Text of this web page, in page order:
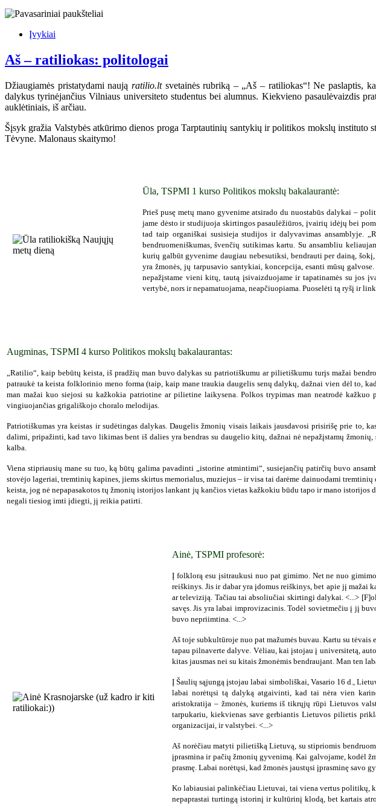
Įvykiai
Aš – ratiliokas: politologai
Džiaugiamės pristatydami naują ratilio.ltsvetainės rubriką – „Aš – ratiliokas“! Ne paslaptis,
dalykus tyrinėjančius Vilniaus universiteto studentus bei alumnus. Kiekvieno pasaulėvaizdis
auklėtiniais, iš arčiau.
Šįsyk gražia Valstybės atkūrimo dienos proga Tarptautinių santykių ir politikos mokslų instituto
Tėvyne. Malonaus skaitymo!
Ūla, TSPMI 1 kurso Politikos mokslų bakalaurantė:
Prieš pusę metų mano gyvenime atsirado du nuostabūs dalykai –
jame dėsto ir studijuoja skirtingos pasaulėžiūros, įvairių idėjų bei
tad taip organiškai susisieja studijos ir dalyvavimas ansamblyje.
bendruomeniškumas, švenčių sutikimas kartu. Su ansambliu
kurių galbūt gyvenime daugiau nebesutiksi, bendrauti per dainą,
yra žmonės, jų tarpusavio santykiai, koncepcija, esanti mūsų
nepažįstame vieni kitų, tautą įsivaizduojame ir tapatinamės su jos
vertybė, nors ir nepamatuojama, neapčiuopiama. Puoselėti tą ryšį ir
Augminas, TSPMI 4 kurso Politikos mokslų bakalaurantas:
„Ratilio“, kaip bebūtų keista, iš pradžių man buvo dalykas su patriotiškumu ar pilietiškumu turįs mažai
patraukė ta keista folklorinio meno forma (taip, kaip mane traukia daugelis senų dalykų, dažnai vien dėl to,
man mažai kuo siejosi su kažkokia patriotine ar pilietine laikysena. Polkos trypimas man neatrodė kažkuo
vingiuojančias grigališkojo choralo melodijas.
Patriotiškumas yra keistas ir sudėtingas dalykas. Daugelis žmonių visais laikais jausdavosi prisirišę prie to,
dalimi, pripažinti, kad tavo likimas bent iš dalies yra bendras su daugelio kitų, dažnai nė nepažįstamų
kalba.
Viena stipriausių mane su tuo, ką būtų galima pavadinti „istorine atmintimi“, susiejančių patirčių buvo
stovėjo lageriai, tremtinių kapines, jiems skirtus memorialus, muziejus – ir visa tai darėme dainuodami
keista, jog nė nepapasakotos tų žmonių istorijos lankant jų kančios vietas kažkokiu būdu tapo ir mano
negali tiesiog imti įdiegti, jį reikia patirti.
Ainė, TSPMI profesorė:
Į folklorą esu įsitraukusi nuo pat gimimo. Net ne nuo
reiškinys. Jis ir dabar yra įdomus reiškinys, bet apie jį
ar televiziją. Tačiau tai absoliučiai skirtingi dalykai. <...>
savęs. Jis yra labai improvizacinis. Todėl sovietmečiu į jį
buvo nepriimtina. <...>
Aš toje subkultūroje nuo pat mažumės buvau. Kartu su
tapau pilnaverte dalyve. Vėliau, kai įstojau į universitetą,
kitas jausmas nei su kitais žmonėmis bendraujant. Man ten
Į Šaulių sąjungą įstojau labai simboliškai, Vasario 16 d.,
labai norėtųsi tą dalyką atgaivinti, kad tai nėra vien
aristokratija – žmonės, kuriems iš tikrųjų rūpi Lietuvos
tarpukariu, kiekvienas save gerbiantis Lietuvos pilietis
organizacijai, ir valstybei. <...>
Aš norėčiau matyti pilietišką Lietuvą, su stipriomis
įprasmina ir pačių žmonių gyvenimą. Kai galvojame, kodėl
prasmę. Labai norėtųsi, kad žmonės jaustųsi įprasminę savo
Ko labiausiai palinkėčiau Lietuvai, tai viena vertus politikų,
nepaprastai turtingą istorinį ir kultūrinį klodą, bet kartais